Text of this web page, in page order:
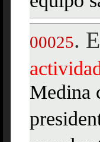
00025.
Medina